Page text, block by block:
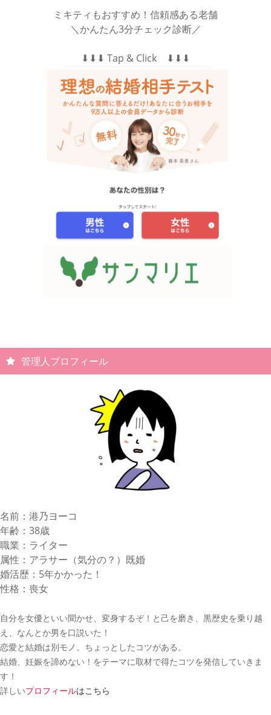
ミキティもおすすめ！信頼感ある老舗
＼かんたん3分チェック診断／
⬇︎⬇︎⬇︎ Tap & Click ⬇︎⬇︎⬇︎
管理人プロフィール
名前：港乃ヨーコ
年齢：38歳
職業：ライター
属性：アラサー（気分の？）既婚
婚活歴：5年かかった！
性格：喪女
自分を女優といい聞かせ、変身するぞ！と己を磨き、黒歴史を乗り越
え、なんとか男を口説いた！
恋愛と結婚は別モノ。ちょっとしたコツがある。
結婚、妊娠を諦めない！をテーマに取材で得たコツを発信していきま
す！
詳しいプロフィールはこちら